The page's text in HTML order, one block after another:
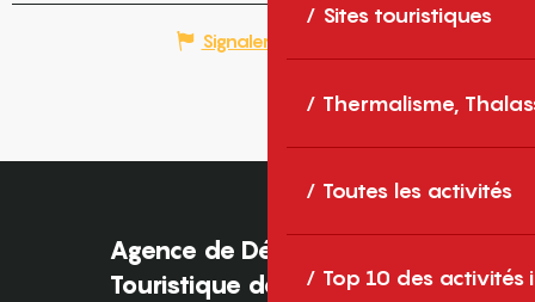
Sites touristiques
Thermalisme,
Toutes les activités
Top 10 des activités
Signaler une erreur
Agence de Développement
Touristique des Pyrénées-